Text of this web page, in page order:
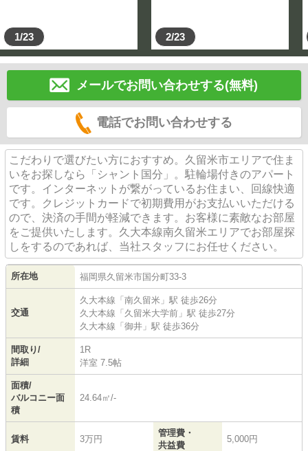
1/23 2/23
メールでお問い合わせする(無料)
電話でお問い合わせする
こだわりで選びたい方におすすめ。久留米市エリアで住ま
いをお探しなら「シャント国分」。駐輪場付きのアパート
です。インターネットが繋がっているお住まい、回線快適
です。クレジットカードで初期費用がお支払いいただける
ので、決済の手間が軽減できます。お客様に素敵なお部屋
をご提供いたします。久大本線南久留米エリアでお部屋探
しをするのであれば、当社スタッフにお任せください。
所在地 福岡県久留米市国分町33-3
交通
久大本線 「南久留米 」駅 徒歩26分
久大本線 「久留米大学前 」駅 徒歩27分
久大本線 「御井 」駅 徒歩36分
間取り/
詳細
1R
洋室 7.5帖
面積/
バルコニー面
積
24.64㎡/-
賃料 3万円
管理費・
共益費
5,000円